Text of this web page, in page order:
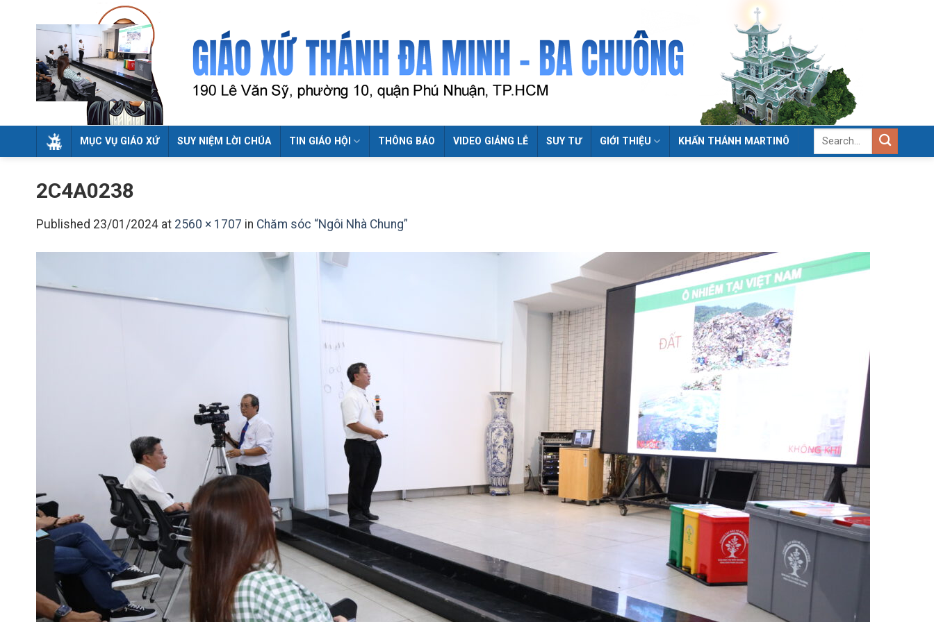
MỤC VỤ GIÁO XỨ SUY NIỆM LỜI CHÚA TIN GIÁO HỘI THÔNG BÁO VIDEO GIẢNG LỄ SUY TƯ GIỚI THIỆU KHẤN THÁNH MARTINÔ
2C4A0238
Published 23/01/2024 at 2560 × 1707 in Chăm sóc “Ngôi Nhà Chung”